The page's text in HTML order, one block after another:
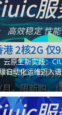
原生新实践：
自动化运维迈入